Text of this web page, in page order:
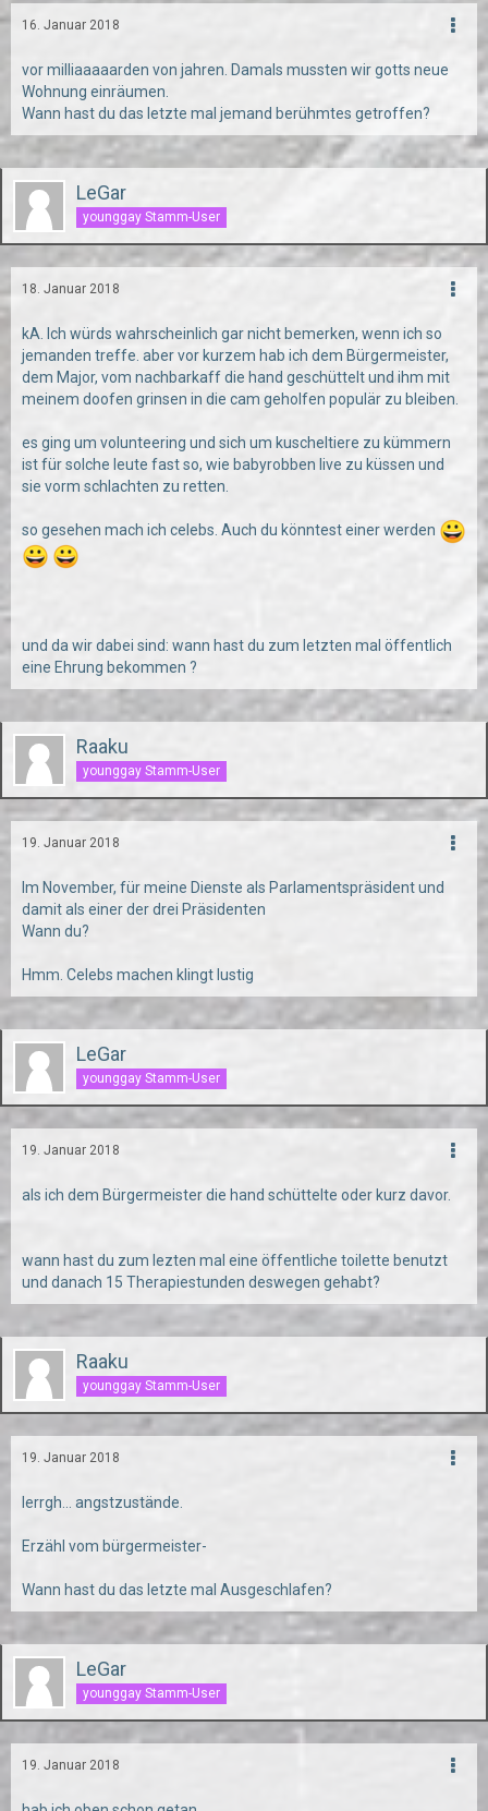
16. Januar 2018
vor milliaaaaarden von jahren. Damals mussten wir gotts neue
Wohnung einräumen.
Wann hast du das letzte mal jemand berühmtes getroffen?
LeGar
younggay Stamm-User
18. Januar 2018
kA. Ich würds wahrscheinlich gar nicht bemerken, wenn ich so
jemanden treffe. aber vor kurzem hab ich dem Bürgermeister,
dem Major, vom nachbarkaff die hand geschüttelt und ihm mit
meinem doofen grinsen in die cam geholfen populär zu bleiben.
es ging um volunteering und sich um kuscheltiere zu kümmern
ist für solche leute fast so, wie babyrobben live zu küssen und
sie vorm schlachten zu retten.
so gesehen mach ich celebs. Auch du könntest einer werden
und da wir dabei sind: wann hast du zum letzten mal öffentlich
eine Ehrung bekommen ?
Raaku
younggay Stamm-User
19. Januar 2018
Im November, für meine Dienste als Parlamentspräsident und
damit als einer der drei Präsidenten
Wann du?
Hmm. Celebs machen klingt lustig
LeGar
younggay Stamm-User
19. Januar 2018
als ich dem Bürgermeister die hand schüttelte oder kurz davor.
wann hast du zum lezten mal eine öffentliche toilette benutzt
und danach 15 Therapiestunden deswegen gehabt?
Raaku
younggay Stamm-User
19. Januar 2018
Ierrgh... angstzustände.
Erzähl vom bürgermeister-
Wann hast du das letzte mal Ausgeschlafen?
LeGar
younggay Stamm-User
19. Januar 2018